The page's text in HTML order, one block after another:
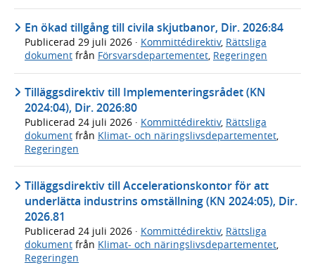
En ökad tillgång till civila skjutbanor, Dir. 2026:84
Publicerad 29 juli 2026 · Kommittédirektiv, Rättsliga
dokument från Försvarsdepartementet, Regeringen
Tilläggsdirektiv till Implementeringsrådet (KN
2024:04), Dir. 2026:80
Publicerad 24 juli 2026 · Kommittédirektiv, Rättsliga
dokument från Klimat- och näringslivsdepartementet,
Regeringen
Tilläggsdirektiv till Accelerationskontor för att
underlätta industrins omställning (KN 2024:05), Dir.
2026.81
Publicerad 24 juli 2026 · Kommittédirektiv, Rättsliga
dokument från Klimat- och näringslivsdepartementet
Regeringen